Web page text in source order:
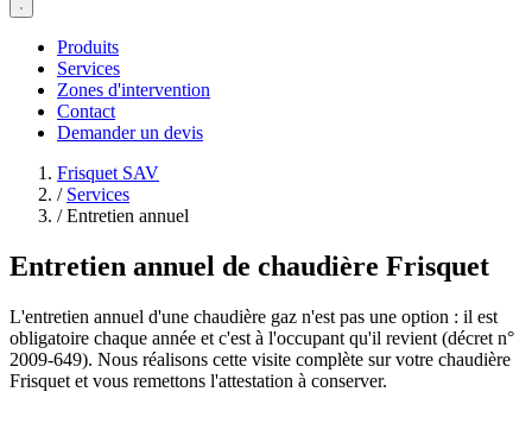
Produits
Services
Zones d'intervention
Contact
Demander un devis
Frisquet SAV
/ Services
/ Entretien annuel
Entretien annuel de chaudière Frisquet
L'entretien annuel d'une chaudière gaz n'est pas une option : il est
obligatoire chaque année et c'est à l'occupant qu'il revient (décret n°
2009-649). Nous réalisons cette visite complète sur votre chaudière
Frisquet et vous remettons l'attestation à conserver.